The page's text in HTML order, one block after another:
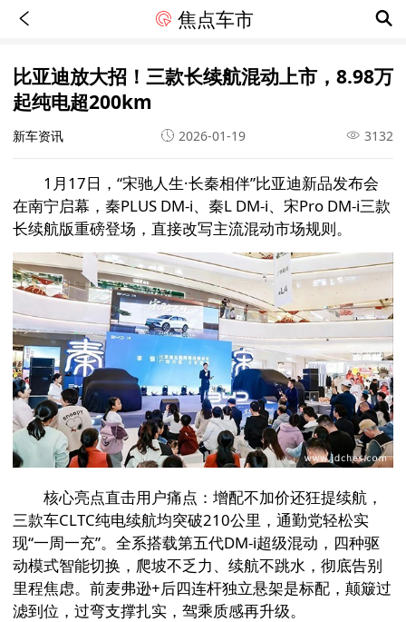
焦点车市
比亚迪放大招！三款长续航混动上市，8.98万
起纯电超200km
新车资讯 2026-01-19 3132
1月17日，“宋驰人生·长秦相伴”比亚迪新品发布会
在南宁启幕，秦PLUS DM-i、秦L DM-i、宋Pro DM-i三款
长续航版重磅登场，直接改写主流混动市场规则。
核心亮点直击用户痛点：增配不加价还狂提续航，
三款车CLTC纯电续航均突破210公里，通勤党轻松实
现“一周一充”。全系搭载第五代DM-i超级混动，四种驱
动模式智能切换，爬坡不乏力、续航不跳水，彻底告别
里程焦虑。前麦弗逊+后四连杆独立悬架是标配，颠簸过
滤到位，过弯支撑扎实，驾乘质感再升级。